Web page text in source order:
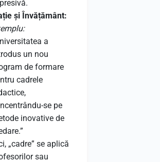
și Învățământ:
a
un nou
de formare
cadrele
se pe
inovative de
„cadre” se aplică
sau